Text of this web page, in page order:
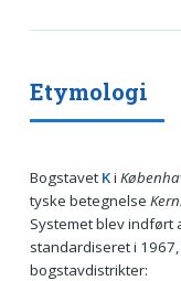
Etymologi
Bogstavet Ki
tyske betegnelse
Systemet blev indført
standardiseret i
bogstavdistrikter: